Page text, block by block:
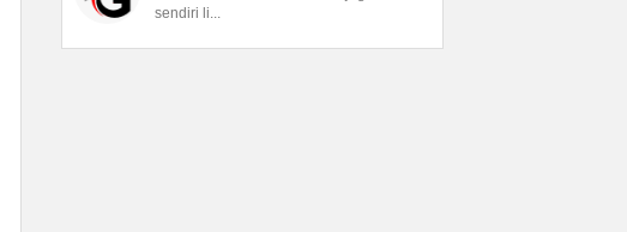
sendiri li...